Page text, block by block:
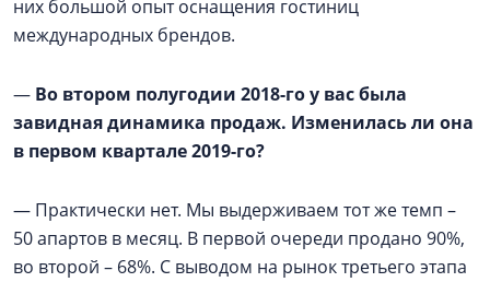
них большой опыт оснащения гостиниц
международных брендов.
— Во втором полугодии 2018-го у вас была
завидная динамика продаж. Изменилась ли она
в первом квартале 2019-го?
— Практически нет. Мы выдерживаем тот же темп –
50 апартов в месяц. В первой очереди продано 90%,
во второй – 68%. С выводом на рынок третьего этапа